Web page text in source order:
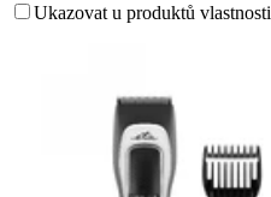
Ukazovat u produktů vlastnosti